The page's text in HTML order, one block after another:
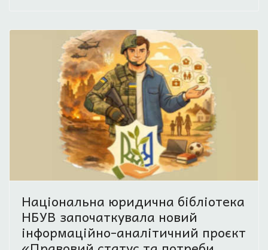
Національна юридична бібліотека
НБУВ започаткувала новий
інформаційно-аналітичний проєкт